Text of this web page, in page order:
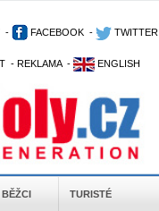
- FACEBOOK - TWITTER
- REKLAMA - ENGLISH
BĚŽCI TURISTÉ